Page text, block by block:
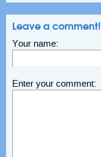
Leave a comment!
Your name:
Enter your comment: